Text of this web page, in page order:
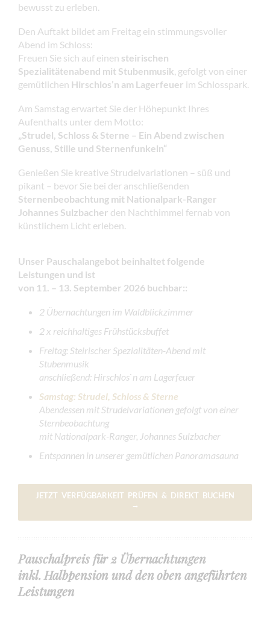
bewusst zu erleben.
Den Auftakt bildet am Freitag ein stimmungsvoller
Abend im Schloss:
Freuen Sie sich auf einen steirischen
Spezialitätenabend mit Stubenmusik, gefolgt von einer
gemütlichen Hirschlos’n am Lagerfeuer im Schlosspark.
Am Samstag erwartet Sie der Höhepunkt Ihres
Aufenthalts unter dem Motto:
„Strudel, Schloss & Sterne – Ein Abend zwischen
Genuss, Stille und Sternenfunkeln“
Genießen Sie kreative Strudelvariationen – süß und
pikant – bevor Sie bei der anschließenden
Sternenbeobachtung mit Nationalpark-Ranger
Johannes Sulzbacher den Nachthimmel fernab von
künstlichem Licht erleben.
Unser Pauschalangebot beinhaltet folgende
Leistungen und ist
von 11. – 13. September 2026 buchbar::
2 Übernachtungen im Waldblickzimmer
2 x reichhaltiges Frühstücksbuffet
Freitag: Steirischer Spezialitäten-Abend mit
Stubenmusik
anschließend: Hirschlos`n am Lagerfeuer
Samstag: Strudel, Schloss & Sterne
Abendessen mit Strudelvariationen gefolgt von einer
Sternbeobachtung
mit Nationalpark-Ranger, Johannes Sulzbacher
Entspannen in unserer gemütlichen Panoramasauna
JETZT VERFÜGBARKEIT PRÜFEN & DIREKT BUCHEN
→
Pauschalpreis für 2 Übernachtungen
inkl. Halbpension und den oben angeführten
Leistungen